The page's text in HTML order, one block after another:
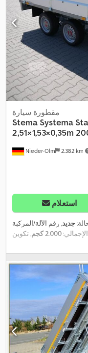
Nieder-Olm 2.382 km
مقطورة سيارة
Stema Systema
2,51×1,53×0,35m
استعلام
جديد
2.000 كجم
, تكوين
مساحة التحميل:350 مم